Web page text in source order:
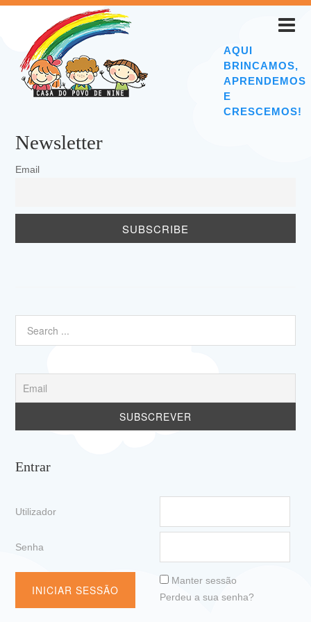
AQUI
BRINCAMOS,
APRENDEMOS
E
CRESCEMOS!
Newsletter
Email
Entrar
Utilizador
Senha
Manter sessão
Perdeu a sua senha?